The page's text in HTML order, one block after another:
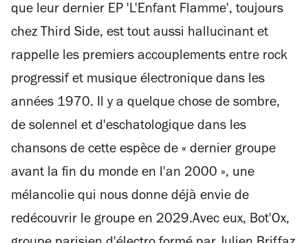
que leur dernier EP 'L'Enfant Flamme', toujours
chez Third Side, est tout aussi hallucinant et
rappelle les premiers accouplements entre rock
progressif et musique électronique dans les
années 1970. Il y a quelque chose de sombre,
de solennel et d'eschatologique dans les
chansons de cette espèce de « dernier groupe
avant la fin du monde en l'an 2000 », une
mélancolie qui nous donne déjà envie de
redécouvrir le groupe en 2029.Avec eux, Bot'Ox,